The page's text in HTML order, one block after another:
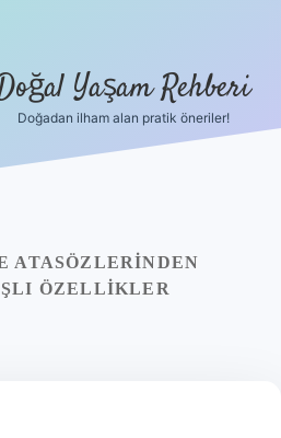
Yaşam Rehberi
Doğadan ilham alan pratik öneriler!
ATASÖZLERINDEN
ÖZELLIKLER